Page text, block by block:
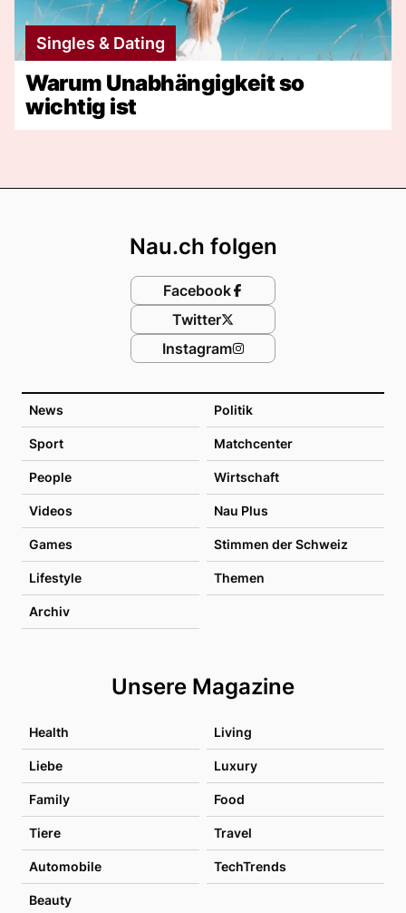
Singles & Dating
Warum Unabhängigkeit so
wichtig ist
News Politik
Sport Matchcenter
People Wirtschaft
Videos Nau Plus
Games Stimmen der Schweiz
Lifestyle Themen
Archiv
Unsere Magazine
Health Living
Liebe Luxury
Family Food
Tiere Travel
Automobile TechTrends
Beauty
Nau.ch folgen
Facebook
Twitter
Instagram